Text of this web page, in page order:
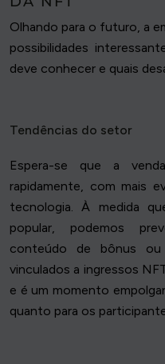
Olhando para o futuro, a
possibilidades
deve conhecer e quais
Tendências do setor
Espera-se que a
rapidamente, com mais
tecnologia. À medida
popular, podemos
conteúdo de bônus
vinculados a ingressos
e é um momento
quanto para os